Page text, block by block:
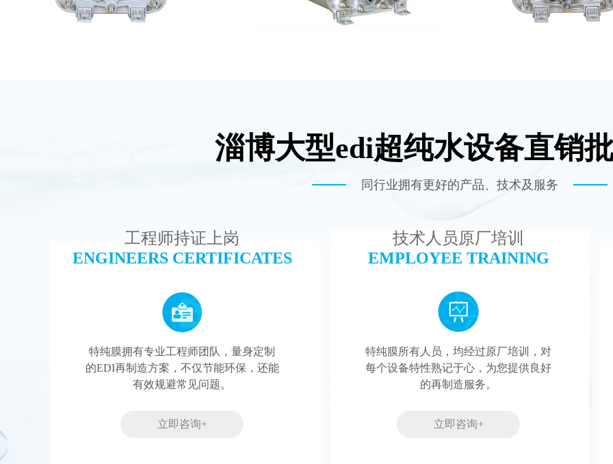
麦克尼斯EDI模块维修
查看详情
MK-TC200 EDI
查看详情
淄博大型edi超纯水设备直销
同行业拥有更好的产品、技术及服务
工程师持证上岗
ENGINEERS CERTIFICATES
特纯膜拥有专业工程师团队，量身定制
的EDI再制造方案，不仅节能环保，还能
有效规避常见问题。
立即咨询+
技术人员原厂培训
EMPLOYEE TRAINING
特纯膜所有人员，均经过原厂培训，对
每个设备特性熟记于心，为您提供良好
的再制造服务。
立即咨询+